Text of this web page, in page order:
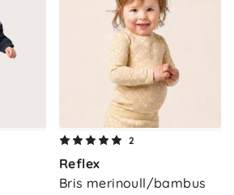
2
Reflex
Bris merinoull/bambus